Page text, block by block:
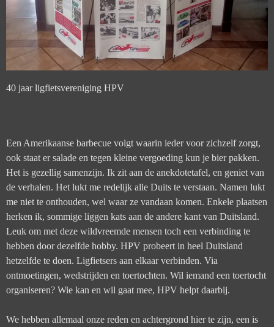
40 jaar ligfietsvereniging HPV
Een Amerikaanse barbecue volgt waarin ieder voor zichzelf zorgt,
ook staat er salade en tegen kleine vergoeding kun je bier pakken.
Het is gezellig samenzijn. Ik zit aan de anekdotetafel, en geniet van
de verhalen. Het lukt me redelijk alle Duits te verstaan. Namen lukt
me niet te onthouden, wel waar ze vandaan komen. Enkele plaatsen
herken ik, sommige liggen kats aan de andere kant van Duitsland.
Leuk om met deze wildvreemde mensen toch een verbinding te
hebben door dezelfde hobby. HPV probeert in heel Duitsland
hetzelfde te doen. Ligfietsers aan elkaar verbinden. Via
ontmoetingen, wedstrijden en toertochten. Wil iemand een toertocht
organiseren? Wie kan en wil gaat mee, HPV helpt daarbij.
We hebben allemaal onze reden en achtergrond hier te zijn, een is